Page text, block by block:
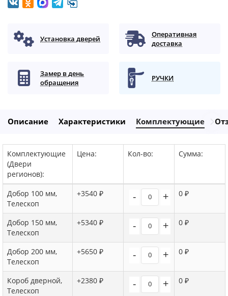
Установка дверей
Оперативная
доставка
Замер в день
обращения
РУЧКИ
Описание Характеристики Комплектующие
Комплектующие
(Двери
регионов):
Цена: Кол-во: Сумма:
Добор 100 мм,
Телескоп
+3540 ₽ - + 0 ₽
Добор 150 мм,
Телескоп
+5340 ₽ - + 0 ₽
Добор 200 мм,
Телескоп
+5650 ₽ - + 0 ₽
Короб дверной,
Телескоп
+2380 ₽ - + 0 ₽